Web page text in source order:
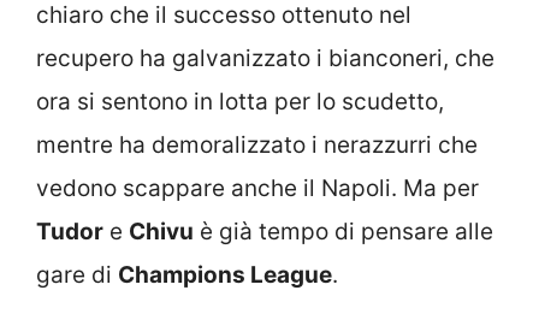
chiaro che il successo ottenuto nel
recupero ha galvanizzato i bianconeri, che
ora si sentono in lotta per lo scudetto,
mentre ha demoralizzato i nerazzurri che
vedono scappare anche il Napoli. Ma per
Tudor e Chivu è già tempo di pensare alle
gare di Champions League.